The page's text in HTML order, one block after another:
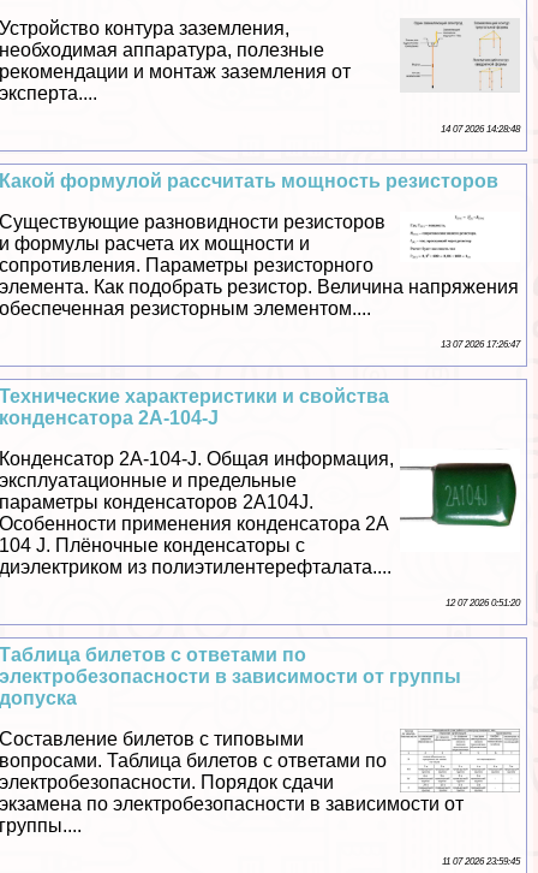
Устройство контура заземления,
необходимая аппаратура, полезные
рекомендации и монтаж заземления от
эксперта....
14 07 2026 14:28:48
Какой формулой рассчитать мощность резисторов
Существующие разновидности резисторов
и формулы расчета их мощности и
сопротивления. Параметры резисторного
элемента. Как подобрать резистор. Величина напряжения
обеспеченная резисторным элементом....
13 07 2026 17:26:47
Технические хаpaктеристики и свойства
конденсатора 2A-104-J
Конденсатор 2A-104-J. Общая информация,
эксплуатационные и предельные
параметры конденсаторов 2A104J.
Особенности применения конденсатора 2A
104 J. Плёночные конденсаторы с
диэлектриком из полиэтилентерефталата....
12 07 2026 0:51:20
Таблица билетов с ответами по
электробезопасности в зависимости от группы
допуска
Составление билетов с типовыми
вопросами. Таблица билетов с ответами по
электробезопасности. Порядок сдачи
экзамена по электробезопасности в зависимости от
группы....
11 07 2026 23:59:45